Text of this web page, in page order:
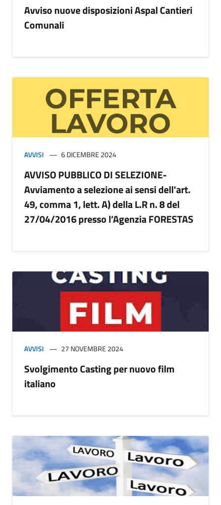
Avviso nuove disposizioni Aspal Cantieri
Comunali
AVVISI 6 DICEMBRE 2024
AVVISO PUBBLICO DI SELEZIONE-
Avviamento a selezione ai sensi dell'art.
49, comma 1, lett. A) della L.R n. 8 del
27/04/2016 presso l’Agenzia FORESTAS
AVVISI 27 NOVEMBRE 2024
Svolgimento Casting per nuovo film
italiano